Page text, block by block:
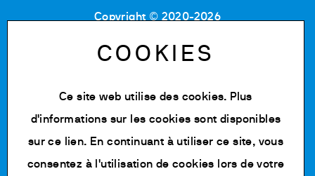
Copyright © 2020-2026
Numéro de TVA : IT 00842180960
MB Registre du commerce et des sociétés :
Numéro REA : MB-1129804
Politique de confidentialité
Cookie Policy
COOKIES
Ce site web utilise des cookies. Plus
d'informations sur les cookies sont disponibles
surce lien. En continuant à utiliser ce site, vous
consentez à l'utilisation de cookies lors de votre